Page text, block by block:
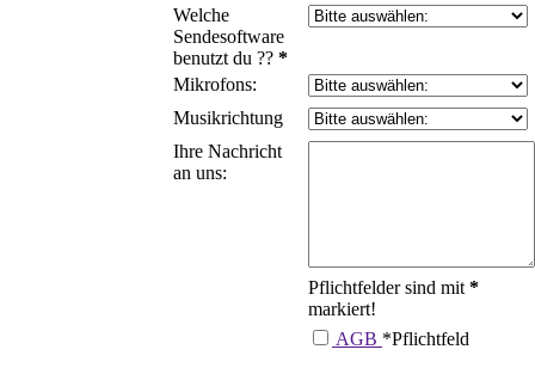
Welche
Sendesoftware
benutzt du ?? *
Mikrofons:
Musikrichtung
Ihre Nachricht
an uns:
Pflichtfelder sind mit *
markiert!
AGB *Pflichtfeld